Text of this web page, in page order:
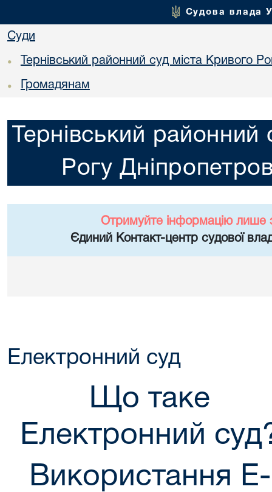
Судова влада
Суди
• Тернівський районний суд міста Кривого
• Громадянам
Тернівський районний
Рогу
Отримуйте інформацію лише
Єдиний Контакт-центр судової
Електронний суд
Що таке
Електронний
Використання Е-